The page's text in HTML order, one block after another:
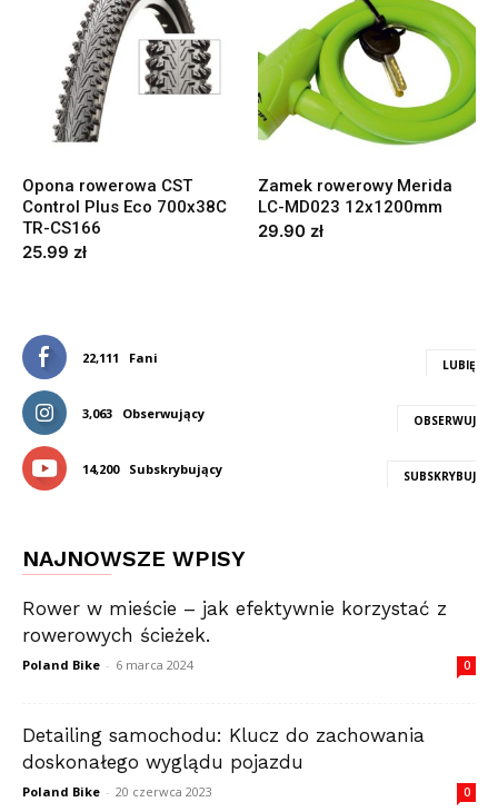
Opona rowerowa CST
Control Plus Eco 700x38C
TR-CS166
25.99 zł
Zamek rowerowy Merida
LC-MD023 12x1200mm
29.90zł
22,111 Fani LUBIĘ
3,063 Obserwujący OBSERWUJ
14,200 Subskrybujący SUBSKRYBUJ
NAJNOWSZE WPISY
Rower w mieście – jak efektywnie korzystać z
rowerowych ścieżek.
Poland Bike - 6 marca 2024 0
Detailing samochodu: Klucz do zachowania
doskonałego wyglądu pojazdu
Poland Bike - 20 czerwca 2023 0